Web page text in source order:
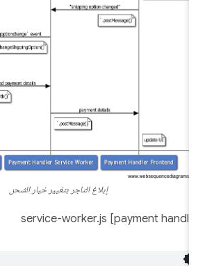
إبلاغ التاجر بتغيير خيار الشحن